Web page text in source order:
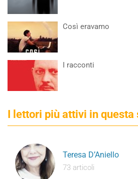
Così eravamo
I racconti
I lettori più attivi in questa
Teresa D’Aniello
73 articoli